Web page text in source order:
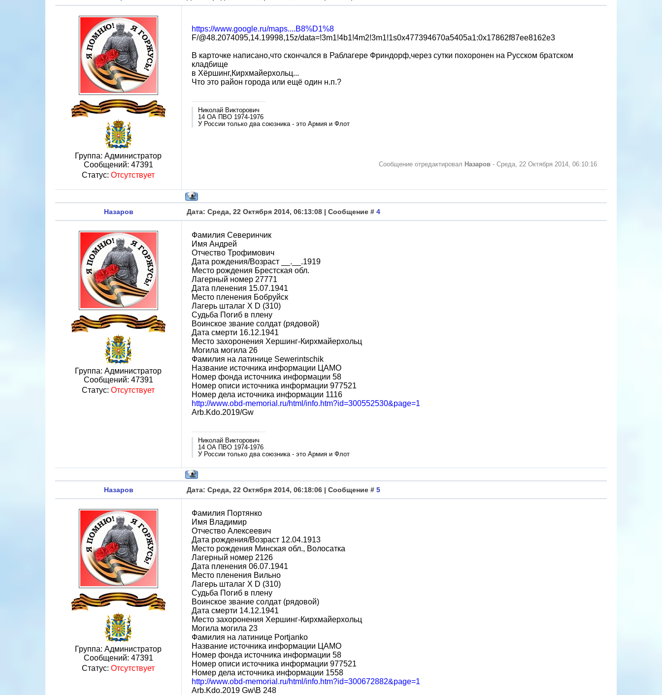
Группа: Администратор
Сообщений: 47391
Статус: Отсутствует
https://www.google.ru/maps....B8%D1%8
F/@48.2074095,14.19998,15z/data=!3m1!4b1!4m2!3m1!1s0x477394670a5405a1:0x17862f87ee8162e3
В карточке написано,что скончался в Раблагере Фриндорф,через сутки похоронен на Русском братском
кладбище
в Хёршинг,Кирхмайерхольц...
Что это район города или ещё один н.п.?
Николай Викторович
14 ОА ПВО 1974-1976
У России только два союзника - это Армия и Флот
Сообщение отредактировал Назаров - Среда, 22 Октября 2014, 06:10:16
Назаров Дата: Среда, 22 Октября 2014, 06:13:08 | Сообщение # 4
Группа: Администратор
Сообщений: 47391
Статус: Отсутствует
Фамилия Северинчик
Имя Андрей
Отчество Трофимович
Дата рождения/Возраст __.__.1919
Место рождения Брестская обл.
Лагерный номер 27771
Дата пленения 15.07.1941
Место пленения Бобруйск
Лагерь шталаг X D (310)
Судьба Погиб в плену
Воинское звание солдат (рядовой)
Дата смерти 16.12.1941
Место захоронения Хершинг-Кирхмайерхольц
Могила могила 26
Фамилия на латинице Sewerintschik
Название источника информации ЦАМО
Номер фонда источника информации 58
Номер описи источника информации 977521
Номер дела источника информации 1116
http://www.obd-memorial.ru/html/info.htm?id=300552530&page=1
Arb.Kdo.2019/Gw
Николай Викторович
14 ОА ПВО 1974-1976
У России только два союзника - это Армия и Флот
Назаров Дата: Среда, 22 Октября 2014, 06:18:06 | Сообщение # 5
Группа: Администратор
Сообщений: 47391
Статус: Отсутствует
Фамилия Портянко
Имя Владимир
Отчество Алексеевич
Дата рождения/Возраст 12.04.1913
Место рождения Минская обл., Волосатка
Лагерный номер 2126
Дата пленения 06.07.1941
Место пленения Вильно
Лагерь шталаг X D (310)
Судьба Погиб в плену
Воинское звание солдат (рядовой)
Дата смерти 14.12.1941
Место захоронения Хершинг-Кирхмайерхольц
Могила могила 23
Фамилия на латинице Portjanko
Название источника информации ЦАМО
Номер фонда источника информации 58
Номер описи источника информации 977521
Номер дела источника информации 1558
http://www.obd-memorial.ru/html/info.htm?id=300672882&page=1
Arb.Kdo.2019 Gw\B 248